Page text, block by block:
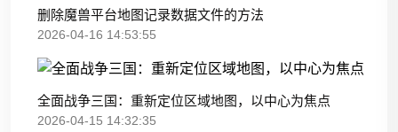
删除魔兽平台地图记录数据文件的方法
2026-04-16 14:53:55
全面战争三国：重新定位区域地图，以中心为焦点
2026-04-15 14:32:35